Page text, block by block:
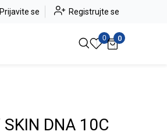
Alma Ras do -50% Pogledaj više
Prijavite se Registrujte se
0 0
SKIN DNA 10C